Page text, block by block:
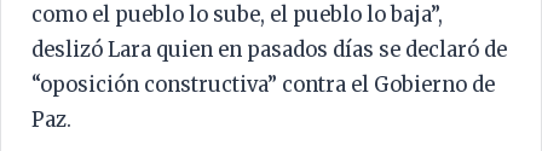
como el pueblo lo sube, el pueblo lo baja”,
deslizó Lara quien en pasados días se declaró de
“oposición constructiva” contra el Gobierno de
Paz.